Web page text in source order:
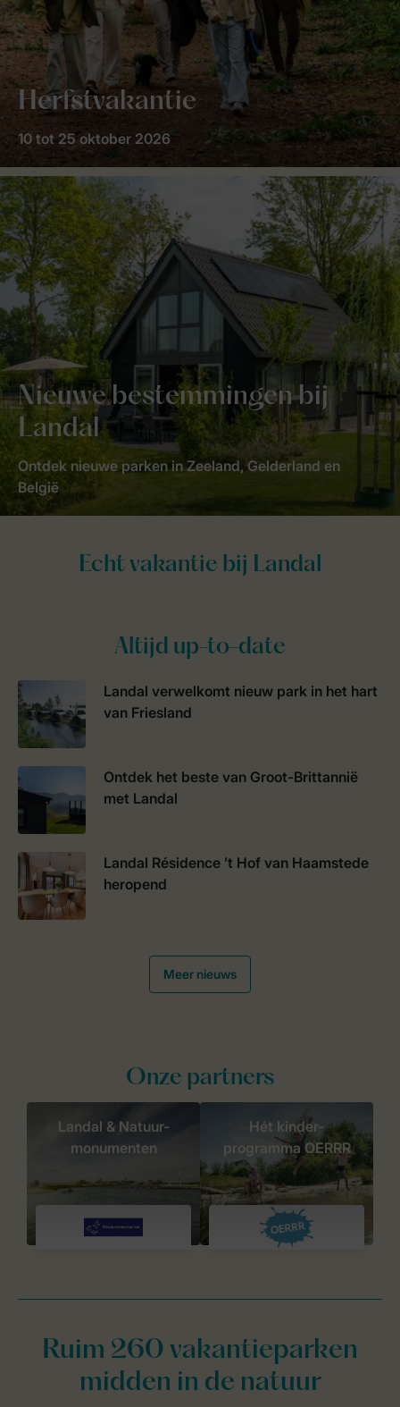
Herfstvakantie
10 tot 25 oktober 2026
Nieuwe bestemmingen bij
Landal
Ontdek nieuwe parken in Zeeland, Gelderland en
België
Altijd up-to-date
Landal verwelkomt nieuw park in het hart
van Friesland
Ontdek het beste van Groot-Brittannië
met Landal
Landal Résidence ’t Hof van Haamstede
heropend
Meer nieuws
Onze partners
Landal & Natuur-
monumenten
Hét kinder-
programma OERRR
Ruim 260 vakantieparken
midden in de natuur